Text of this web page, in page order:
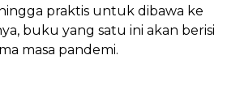
praktis untuk dibawa ke
buku yang satu ini akan berisi
masa pandemi.